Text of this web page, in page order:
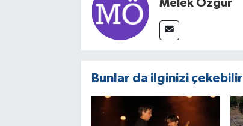
Melek Özgür
Bunlar da ilginizi çekebilir